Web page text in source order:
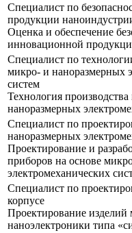
Специалист по
продукции
Оценка и обеспечение
инновационной
Специалист по
микро- и наноразмерных
систем
Технология
наноразмерных
Специалист по
наноразмерных
Проектирование и
приборов на основе
электромеханических
Специалист по
корпусе
Проектирование изделий
наноэлектроники типа